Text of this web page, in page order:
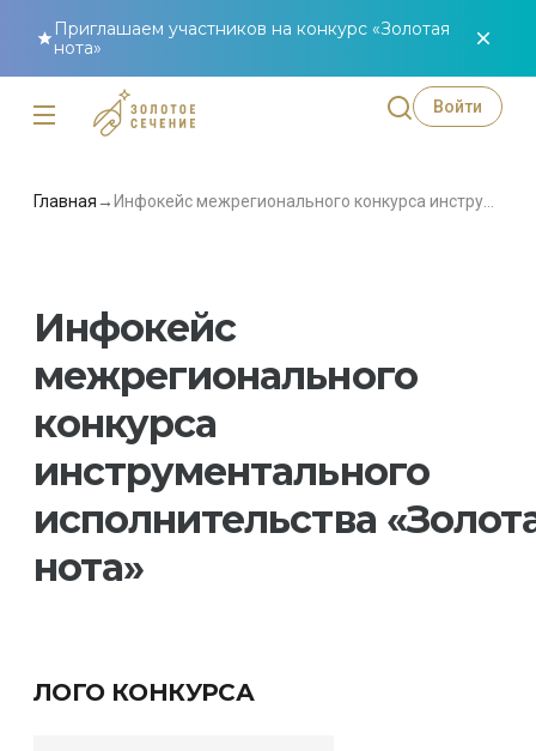
Приглашаем участников на конкурс «Золотая
нота»
Войти
Главная →
Инфокейс
межрегионального
конкурса
инструментального
исполнительства
нота»
ЛОГО КОНКУРСА